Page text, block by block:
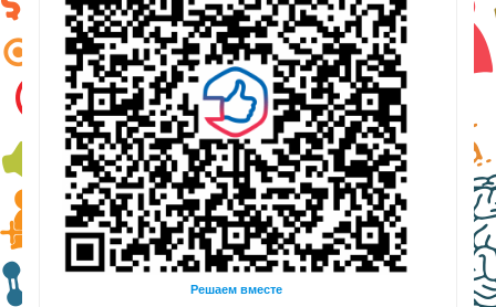
Решаем вместе